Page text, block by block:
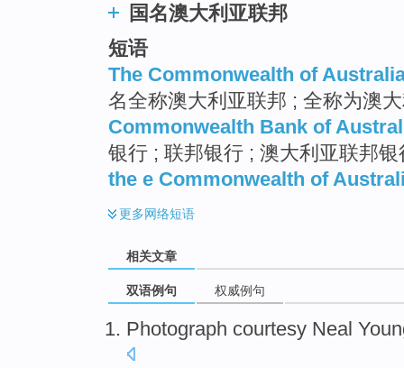
国名澳大利亚联邦
短语
The Commonwealth of
名全称澳大利亚联邦 ; 全称为澳
Commonwealth Bank of
银行 ; 联邦银行 ; 澳大利亚联邦银
the e Commonwealth of
更多网络短语
相关文章
双语例句 权威例句
Photograph courtesy Neal